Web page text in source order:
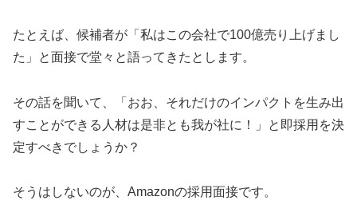
たとえば、候補者が「私はこの会社で100億売り上げまし
た」と面接で堂々と語ってきたとします。
その話を聞いて、「おお、それだけのインパクトを生み出
すことができる人材は是非とも我が社に！」と即採用を決
定すべきでしょうか？
そうはしないのが、Amazonの採用面接です。